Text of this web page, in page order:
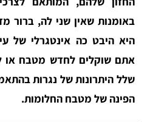
באומנות שאין שני לה, ברור
היא היבט כה אינטגרלי של
אתם שוקלים לחדש מטבח או
שלל היתרונות של נגרות
הפינה של מטבח החלומות.